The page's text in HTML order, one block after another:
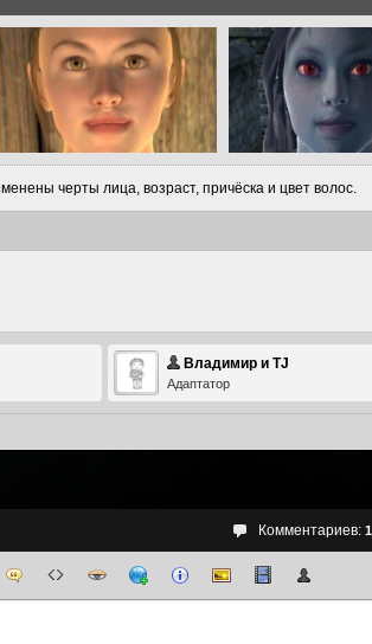
черты лица, возраст, причёска и цвет волос.
Владимир и TJ
Адаптатор
Комментариев: 1